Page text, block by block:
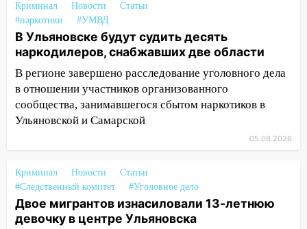
13:00 Водитель без прав врезался в
припаркованный автомобиль
12:37 Переезжал «зебру» на
велосипеде и попал под колеса
12:18 Вспыхнул изнутри: в
Железнодорожном районе горела дача
11:17
В Радищевском районе сгорели
хозяйственные постройки
11:00 В Канадее горел жилой дом
Криминал Новости
Статьи
#наркотики
#УМВД
В Ульяновске будут судить десять
наркодилеров, снабжавших две области
В регионе завершено расследование уголовного дела
в отношении участников организованного
сообщества, занимавшегося сбытом наркотиков в
Ульяновской и Самарской
05.08.2026
Криминал Новости
Статьи
#Следственный комитет
#Уголовное дело
Двое мигрантов изнасиловали 13-летнюю
девочку в центре Ульяновска